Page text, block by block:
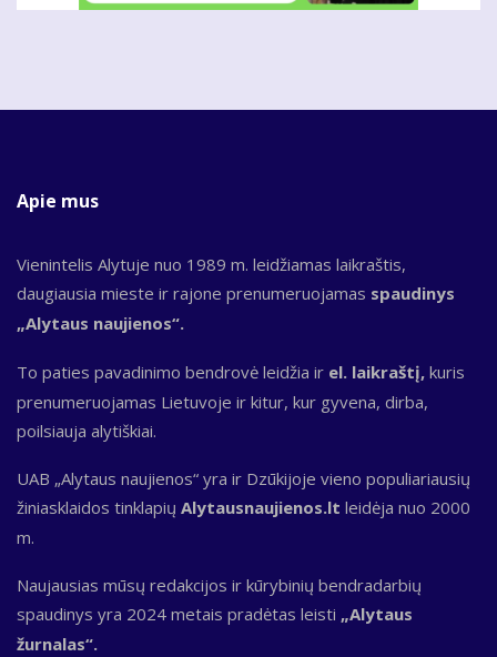
Apie mus
Vienintelis Alytuje nuo 1989 m. leidžiamas laikraštis,
daugiausia mieste ir rajone prenumeruojamas spaudinys
„Alytaus naujienos“.
To paties pavadinimo bendrovė leidžia ir el. laikraštį, kuris
prenumeruojamas Lietuvoje ir kitur, kur gyvena, dirba,
poilsiauja alytiškiai.
UAB „Alytaus naujienos“ yra ir Dzūkijoje vieno populiariausių
žiniasklaidos tinklapių Alytausnaujienos.lt leidėja nuo 2000
m.
Naujausias mūsų redakcijos ir kūrybinių bendradarbių
spaudinys yra 2024 metais pradėtas leisti „Alytaus
žurnalas“.